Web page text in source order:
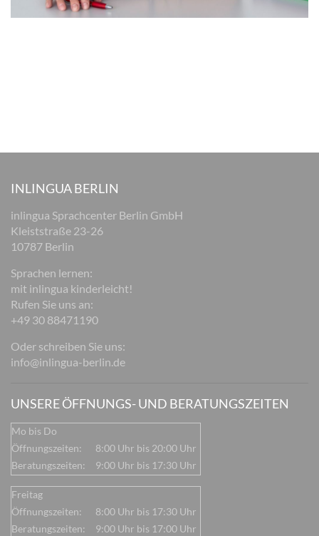
INLINGUA BERLIN
inlingua Sprachcenter Berlin GmbH
Kleiststraße 23-26
10787 Berlin
Sprachen lernen:
mit inlingua kinderleicht!
Rufen Sie uns an:
+49 30 88471190
Oder schreiben Sie uns:
info@inlingua-berlin.de
UNSERE ÖFFNUNGS- UND BERATUNGSZEITEN
Mo bis Do
Öffnungszeiten:
8:00 Uhr bis 20:00 Uhr
Beratungszeiten:
9:00 Uhr bis 17:30 Uhr
Freitag
Öffnungszeiten:
8:00 Uhr bis 17:30 Uhr
Beratungszeiten:
9:00 Uhr bis 17:00 Uhr